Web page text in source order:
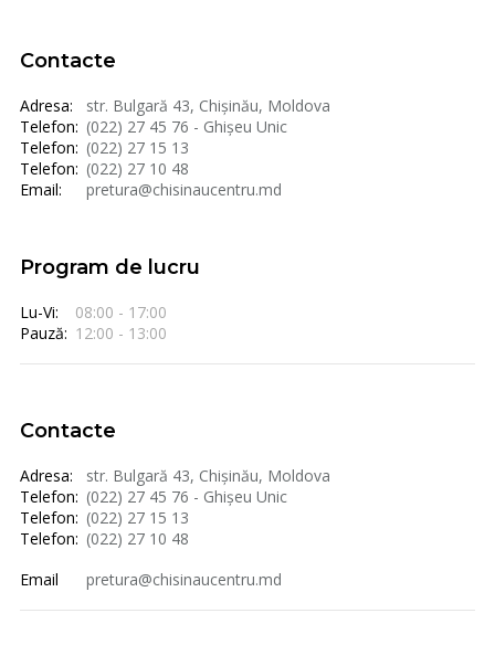
Contacte
Adresa:
str. Bulgară 43, Chișinău, Moldova
Telefon: (022) 27 45 76 - Ghișeu Unic
Telefon: (022) 27 15 13
Telefon: (022) 27 10 48
Email:
pretura@chisinaucentru.md
Program de lucru
Lu-Vi:
08:00 - 17:00
Pauză: 12:00 - 13:00
Contacte
Adresa:
str. Bulgară 43, Chișinău, Moldova
Telefon: (022) 27 45 76 - Ghișeu Unic
Telefon: (022) 27 15 13
Telefon: (022) 27 10 48
Email
pretura@chisinaucentru.md